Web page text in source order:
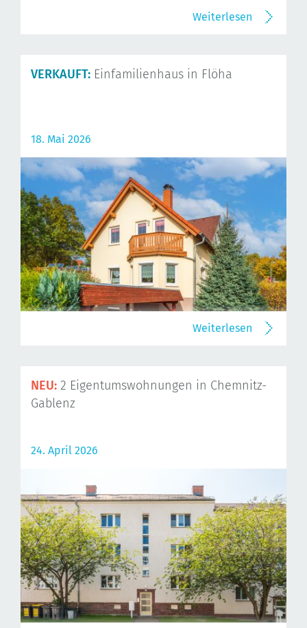
Weiterlesen
VERKAUFT: Einfamilienhaus in Flöha
18. Mai 2026
Weiterlesen
NEU: 2 Eigentumswohnungen in Chemnitz-
Gablenz
24. April 2026